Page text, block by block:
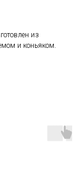
из
и коньяком.